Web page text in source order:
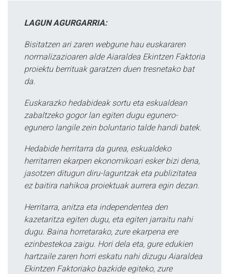
LAGUN AGURGARRIA:
Bisitatzen ari zaren webgune hau euskararen
normalizazioaren alde Aiaraldea Ekintzen Faktoria
proiektu berrituak garatzen duen tresnetako bat
da.
Euskarazko hedabideak sortu eta eskualdean
zabaltzeko gogor lan egiten dugu egunero-
egunero langile zein boluntario talde handi batek.
Hedabide herritarra da gurea, eskualdeko
herritarren ekarpen ekonomikoari esker bizi dena,
jasotzen ditugun diru-laguntzak eta publizitatea
ez baitira nahikoa proiektuak aurrera egin dezan.
Herritarra, anitza eta independentea den
kazetaritza egiten dugu, eta egiten jarraitu nahi
dugu. Baina horretarako, zure ekarpena ere
ezinbestekoa zaigu. Hori dela eta, gure edukien
hartzaile zaren horri eskatu nahi dizugu Aiaraldea
Ekintzen Faktoriako bazkide egiteko, zure